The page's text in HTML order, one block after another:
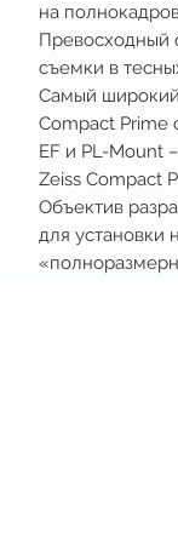
на
Превосходный
съемки в
Самый
Compact Prime
EF и PL-Mount
Zeiss Compact
Объектив
для установки